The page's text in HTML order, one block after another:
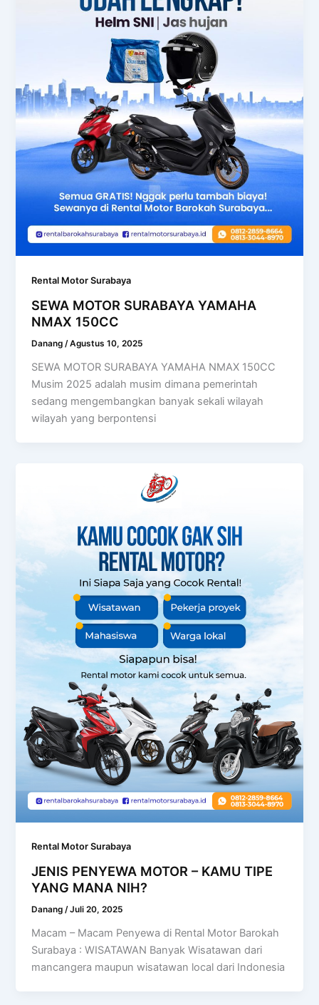
Rental Motor Surabaya
SEWA MOTOR SURABAYA YAMAHA
NMAX 150CC
Danang /Agustus 10, 2025
SEWA MOTOR SURABAYA YAMAHA NMAX 150CC
Musim 2025 adalah musim dimana pemerintah
sedang mengembangkan banyak sekali wilayah
wilayah yang berpontensi
Rental Motor Surabaya
JENIS PENYEWA MOTOR – KAMU TIPE
YANG MANA NIH?
Danang/Juli 20, 2025
Macam – Macam Penyewa di Rental Motor Barokah
Surabaya : WISATAWAN Banyak Wisatawan dari
mancangera maupun wisatawan local dari Indonesia